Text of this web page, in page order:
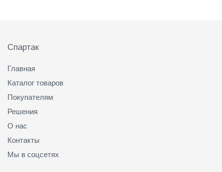
Спартак
Главная
Каталог товаров
Покупателям
Решения
О нас
Контакты
Мы в соцсетях